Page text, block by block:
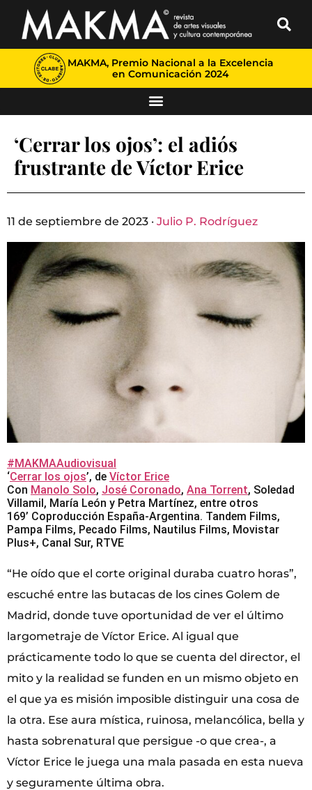
MAKMA, Premio Nacional a la Excelencia
en Comunicación 2024
‘Cerrar los ojos’: el adiós
frustrante de Víctor Erice
11 de septiembre de 2023 · Julio P. Rodríguez
#MAKMAAudiovisual
‘Cerrar los ojos’, de Víctor Erice
Con Manolo Solo, José Coronado, Ana Torrent, Soledad
Villamil, María León y Petra Martínez, entre otros
169’ Coproducción España-Argentina. Tandem Films,
Pampa Films, Pecado Films, Nautilus Films, Movistar
Plus+, Canal Sur, RTVE
“He oído que el corte original duraba cuatro horas”,
escuché entre las butacas de los cines Golem de
Madrid, donde tuve oportunidad de ver el último
largometraje de Víctor Erice. Al igual que
prácticamente todo lo que se cuenta del director, el
mito y la realidad se funden en un mismo objeto en
el que ya es misión imposible distinguir una cosa de
la otra. Ese aura mística, ruinosa, melancólica, bella y
hasta sobrenatural que persigue -o que crea-, a
Víctor Erice le juega una mala pasada en esta nueva
y seguramente última obra.